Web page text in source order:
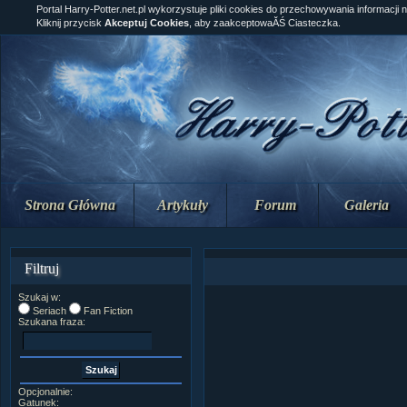
Strona Główna Artykuły Forum Galeria
Filtruj
Szukaj w:
Seriach
Fan Fiction
Szukana fraza:
Opcjonalnie:
Gatunek:
Portal Harry-Potter.net.pl wykorzystuje pliki cookies do przechowywania informacji
Kliknij przycisk Akceptuj Cookies , aby zaakceptowaĂŚ Ciasteczka.